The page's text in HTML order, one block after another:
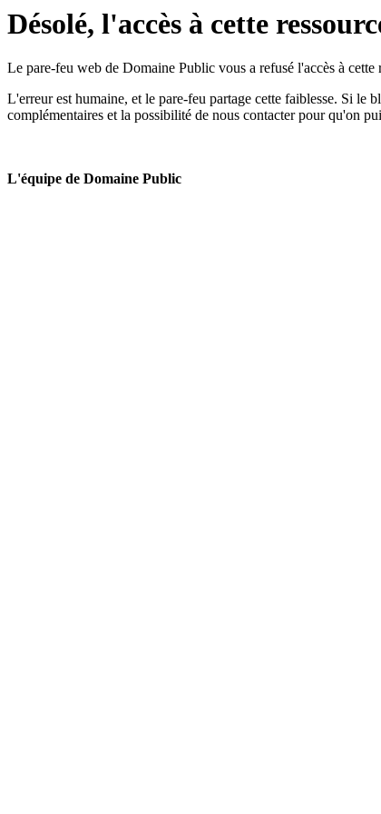
Désolé, l'accès à cette
Le pare-feu web de Domaine Public vous a refusé l'accès à cette
L'erreur est humaine, et le pare-feu partage cette faiblesse. Si le
complémentaires et la possibilité de nous contacter pour qu'on
L'équipe de Domaine Public